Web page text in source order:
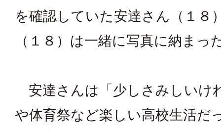
を確認していた安達さん（１８
（１８）は一緒に写真に納まっ
安達さんは「少しさみしいけ
や体育祭など楽しい高校生活だ